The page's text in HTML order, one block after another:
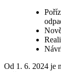
Od 1. 6. 2024 je